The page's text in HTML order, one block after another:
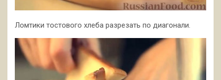
Ломтики тостового хлеба разрезать по диагонали.